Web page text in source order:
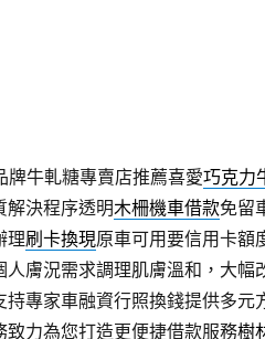
牌牛軋糖專賣店推薦喜愛巧克力
解決程序透明木柵機車借款免留
理刷卡換現原車可用要信用卡額
人膚況需求調理肌膚溫和，大幅
專家車融資行照換錢提供多元
力為您打造更便捷借款服務樹